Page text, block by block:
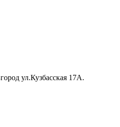
ул.Кузбасская 17А.